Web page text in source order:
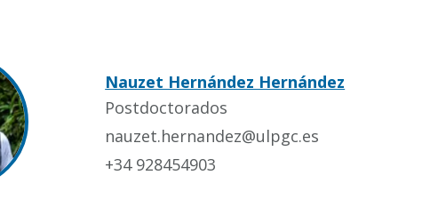
Nauzet Hernández Hernández
Postdoctorados
nauzet.hernandez@ulpgc.es
+34 928454903